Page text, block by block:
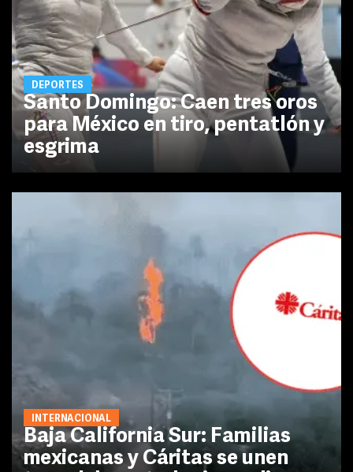
DEPORTES
Santo Domingo: Caen tres oros
para México en tiro, pentatlón y
esgrima
INTERNACIONAL
Baja California Sur: Familias
mexicanas y Cáritas se unen